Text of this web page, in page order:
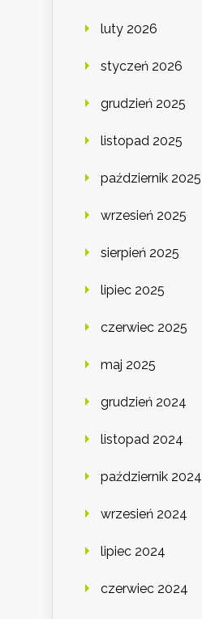
luty 2026
styczeń 2026
grudzień 2025
listopad 2025
październik 2025
wrzesień 2025
sierpień 2025
lipiec 2025
czerwiec 2025
maj 2025
grudzień 2024
listopad 2024
październik 2024
wrzesień 2024
lipiec 2024
czerwiec 2024